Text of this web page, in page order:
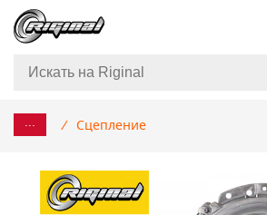
... / Сцепление